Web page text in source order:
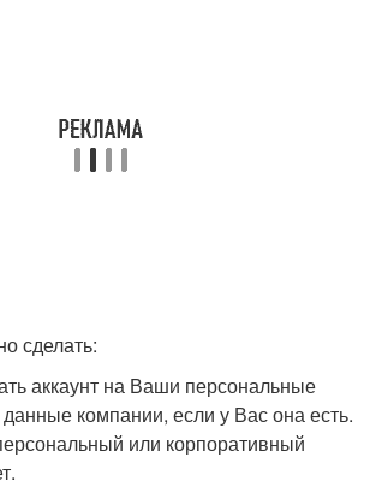
сделать:
аккаунт на Ваши персональные
компании, если у Вас она есть.
или корпоративный